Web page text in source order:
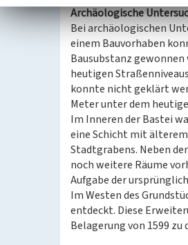
Archäologische
Bei archäologischen
einem Bauvorhaben
Bausubstanz gewonnen
heutigen
konnte nicht geklärt
Meter unter dem
Im Inneren der Bastei
eine Schicht mit
Stadtgrabens. Neben
noch weitere Räume
Aufgabe der
Im Westen des
entdeckt. Diese
Belagerung von 1599 zu